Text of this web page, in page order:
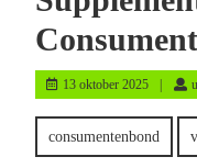
13 oktober 202513
oktober
2025
consumentenbond